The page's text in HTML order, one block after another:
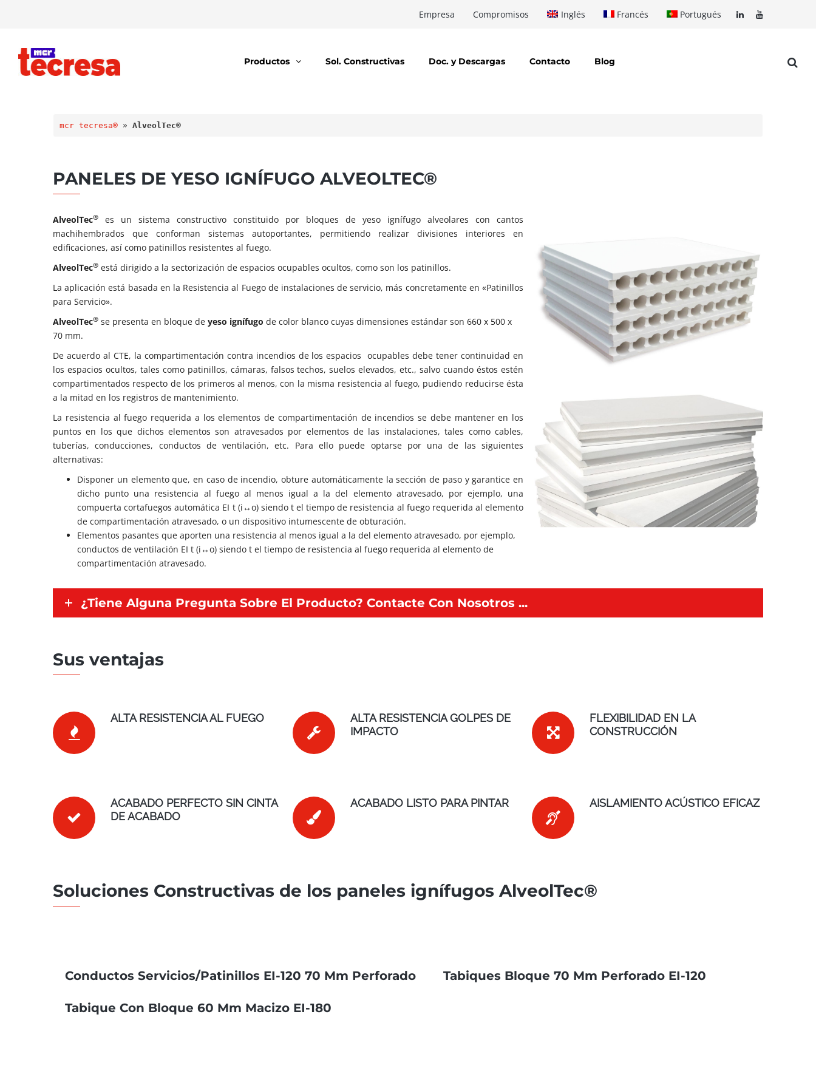
Empresa Compromisos Inglés Francés Portugués
Productos Sol. Constructivas Doc. y Descargas Contacto Blog
mcr tecresa® » AlveolTec®
PANELES DE YESO IGNÍFUGO ALVEOLTEC®
AlveolTec®
es un sistema constructivo constituido por bloques de yeso ignífugo alveolares con cantos
machihembrados que conforman sistemas autoportantes, permitiendo realizar divisiones interiores en
edificaciones, así como patinillos resistentes al fuego.
AlveolTec® está dirigido a la sectorización de espacios ocupables ocultos, como son los patinillos.
La aplicación está basada en la Resistencia al Fuego de instalaciones de servicio, más concretamente en «Patinillos
para Servicio».
AlveolTec® se presenta en bloque de yeso ignífugo de color blanco cuyas dimensiones estándar son 660 x 500 x
70 mm.
De acuerdo al CTE, la compartimentación contra incendios de los espacios ocupables debe tener continuidad en
los espacios ocultos, tales como patinillos, cámaras, falsos techos, suelos elevados, etc., salvo cuando éstos estén
compartimentados respecto de los primeros al menos, con la misma resistencia al fuego, pudiendo reducirse ésta
a la mitad en los registros de mantenimiento.
La resistencia al fuego requerida a los elementos de compartimentación de incendios se debe mantener en los
puntos en los que dichos elementos son atravesados por elementos de las instalaciones, tales como cables,
tuberías, conducciones, conductos de ventilación, etc. Para ello puede optarse por una de las siguientes
alternativas:
Disponer un elemento que, en caso de incendio, obture automáticamente la sección de paso y garantice en
dicho punto una resistencia al fuego al menos igual a la del elemento atravesado, por ejemplo, una
compuerta cortafuegos automática EI t (i↔o) siendo t el tiempo de resistencia al fuego requerida al elemento
de compartimentación atravesado, o un dispositivo intumescente de obturación.
Elementos pasantes que aporten una resistencia al menos igual a la del elemento atravesado, por ejemplo,
conductos de ventilación EI t (i↔o) siendo t el tiempo de resistencia al fuego requerida al elemento de
compartimentación atravesado.
¿Tiene Alguna Pregunta Sobre El Producto? Contacte Con Nosotros ...
Sus ventajas
ALTA RESISTENCIA AL FUEGO
ALTA RESISTENCIA GOLPES DE
IMPACTO
FLEXIBILIDAD EN LA
CONSTRUCCIÓN
ACABADO PERFECTO SIN CINTA
DE ACABADO
ACABADO LISTO PARA PINTAR AISLAMIENTO ACÚSTICO EFICAZ
Soluciones Constructivas de los paneles ignífugos AlveolTec®
Conductos Servicios/Patinillos EI-120 70 Mm Perforado Tabiques Bloque 70 Mm Perforado EI-120
Tabique Con Bloque 60 Mm Macizo EI-180